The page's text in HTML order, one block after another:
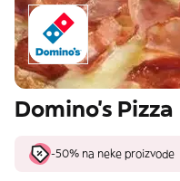
Domino's Pizza
-50% na neke proizvode